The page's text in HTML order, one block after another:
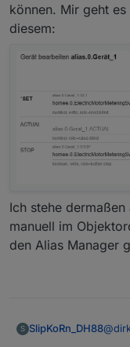
können. Mir geht
diesem:
Ich stehe
manuell im
den Alias Manager
S SlipKoRn_DH88@